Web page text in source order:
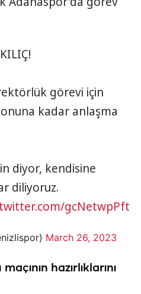
görevi için
kadar anlaşma
diyor, kendisine
diliyoruz.
gcNetwpPft
March 26, 2023
hazırlıklarını